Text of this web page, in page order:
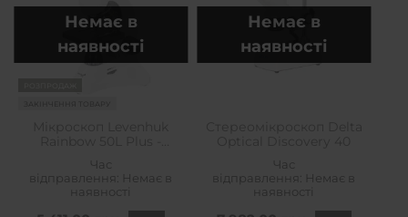
Немає в
наявності
Час
відправлення: Немає в
наявності
Немає в
наявності
Час
відправлення: Немає в
наявності